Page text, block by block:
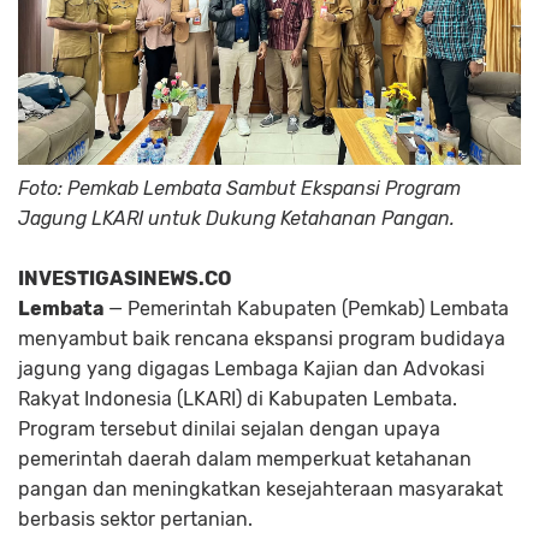
Foto: Pemkab Lembata Sambut Ekspansi Program
Jagung LKARI untuk Dukung Ketahanan Pangan.
INVESTIGASINEWS.CO
Lembata — Pemerintah Kabupaten (Pemkab) Lembata
menyambut baik rencana ekspansi program budidaya
jagung yang digagas Lembaga Kajian dan Advokasi
Rakyat Indonesia (LKARI) di Kabupaten Lembata.
Program tersebut dinilai sejalan dengan upaya
pemerintah daerah dalam memperkuat ketahanan
pangan dan meningkatkan kesejahteraan masyarakat
berbasis sektor pertanian.